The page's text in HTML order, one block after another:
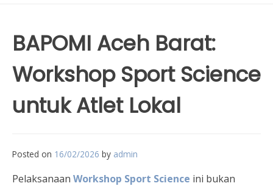
BAPOMI Aceh Barat:
Workshop Sport Science
untuk Atlet Lokal
Posted on 16/02/2026 by admin
Pelaksanaan Workshop Sport Science ini bukan